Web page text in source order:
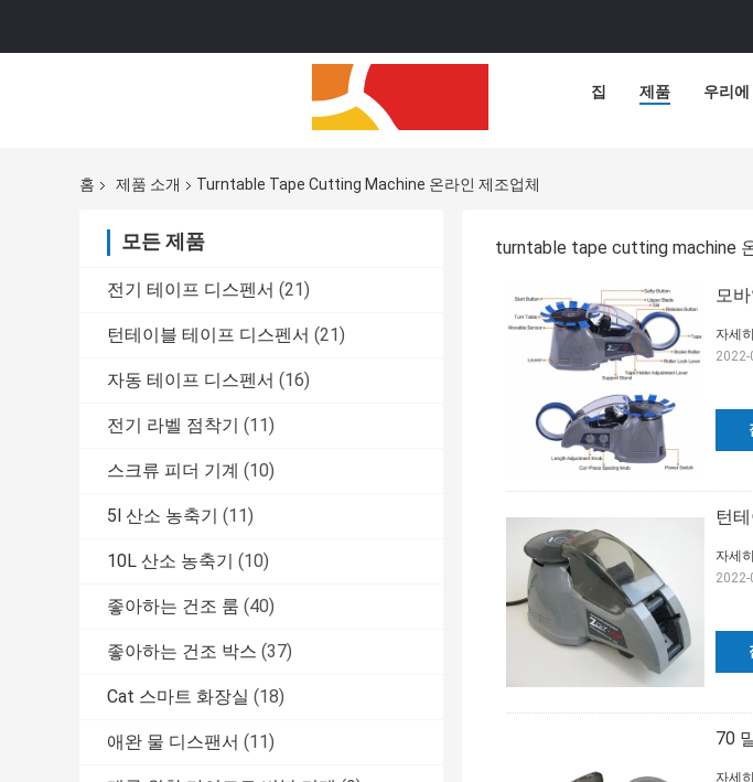
집 제품 우리에
홈 제품 소개 Turntable Tape Cutting Machine 온라인 제조업체
모든 제품
전기 테이프 디스펜서 (21)
턴테이블 테이프 디스펜서 (21)
자동 테이프 디스펜서 (16)
전기 라벨 점착기 (11)
스크류 피더 기계 (10)
5l 산소 농축기 (11)
10L 산소 농축기 (10)
좋아하는 건조 룸 (40)
좋아하는 건조 박스 (37)
Cat 스마트 화장실 (18)
애완 물 디스팬서 (11)
turntable tape cutting machine
모
자세
턴
자세
2022-
70
자세